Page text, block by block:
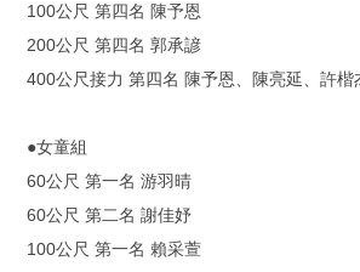
100公尺 第四名 陳予恩
200公尺 第四名 郭承諺
400公尺接力 第四名 陳予恩、陳亮延、許楷
●女童組
60公尺 第一名 游羽晴
60公尺 第二名 謝佳妤
100公尺 第一名 賴采萱